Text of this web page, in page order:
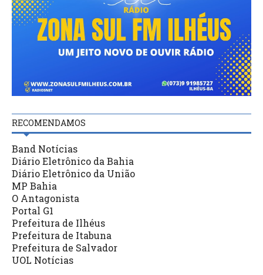
RECOMENDAMOS
Band Notícias
Diário Eletrônico da Bahia
Diário Eletrônico da União
MP Bahia
O Antagonista
Portal G1
Prefeitura de Ilhéus
Prefeitura de Itabuna
Prefeitura de Salvador
UOL Notícias